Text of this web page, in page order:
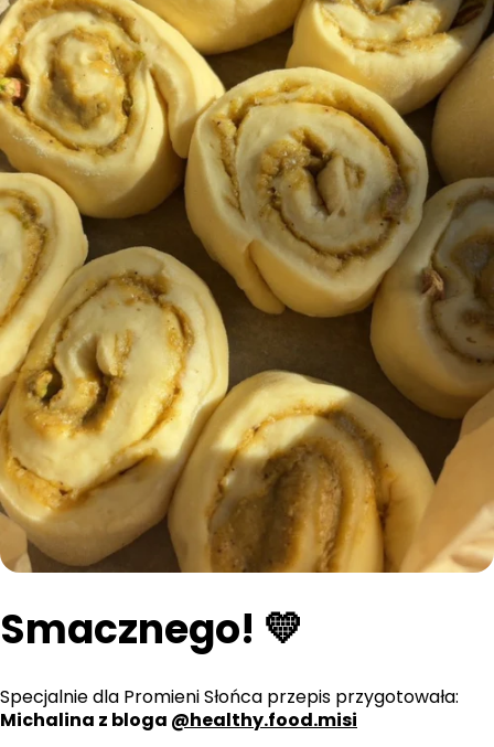
Smacznego! 💛
Specjalnie dla Promieni Słońca przepis przygotowała:
Michalina z bloga @healthy.food.misi